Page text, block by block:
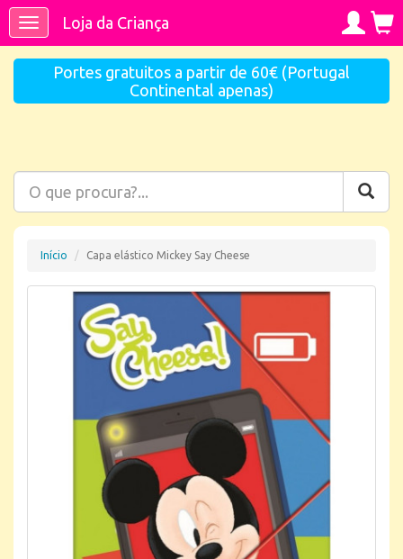
ToggleLoja da Criança
Portes gratuitos a partir de 60€ (Portugal
Continental apenas)
Início Capa elástico Mickey Say Cheese